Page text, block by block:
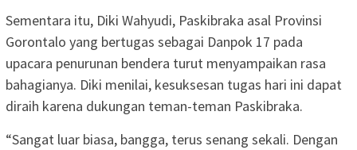
Sementara itu, Diki Wahyudi, Paskibraka asal Provinsi
Gorontalo yang bertugas sebagai Danpok 17 pada
upacara penurunan bendera turut menyampaikan rasa
bahagianya. Diki menilai, kesuksesan tugas hari ini dapat
diraih karena dukungan teman-teman Paskibraka.
“Sangat luar biasa, bangga, terus senang sekali. Dengan